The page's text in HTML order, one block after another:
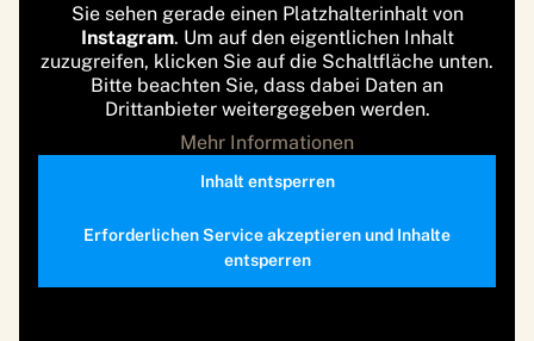
Sie sehen gerade einen Platzhalterinhalt von
Instagram. Um auf den eigentlichen Inhalt
zuzugreifen, klicken Sie auf die Schaltfläche unten.
Bitte beachten Sie, dass dabei Daten an
Drittanbieter weitergegeben werden.
Mehr Informationen
Inhalt entsperren
Erforderlichen Service akzeptieren und Inhalte
entsperren